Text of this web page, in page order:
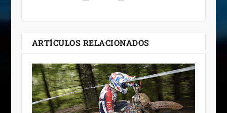
ARTÍCULOS RELACIONADOS